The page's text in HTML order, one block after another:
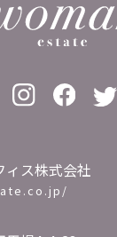
ィス株式会社